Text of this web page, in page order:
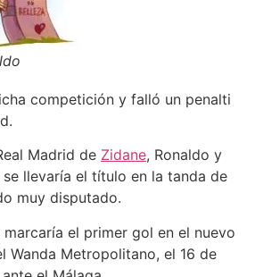
competición y falló un penalti
Madrid de Zidane, Ronaldo y
se llevaría el título en la tanda de
muy disputado.
el primer gol en el nuevo
Wanda Metropolitano, el 16 de